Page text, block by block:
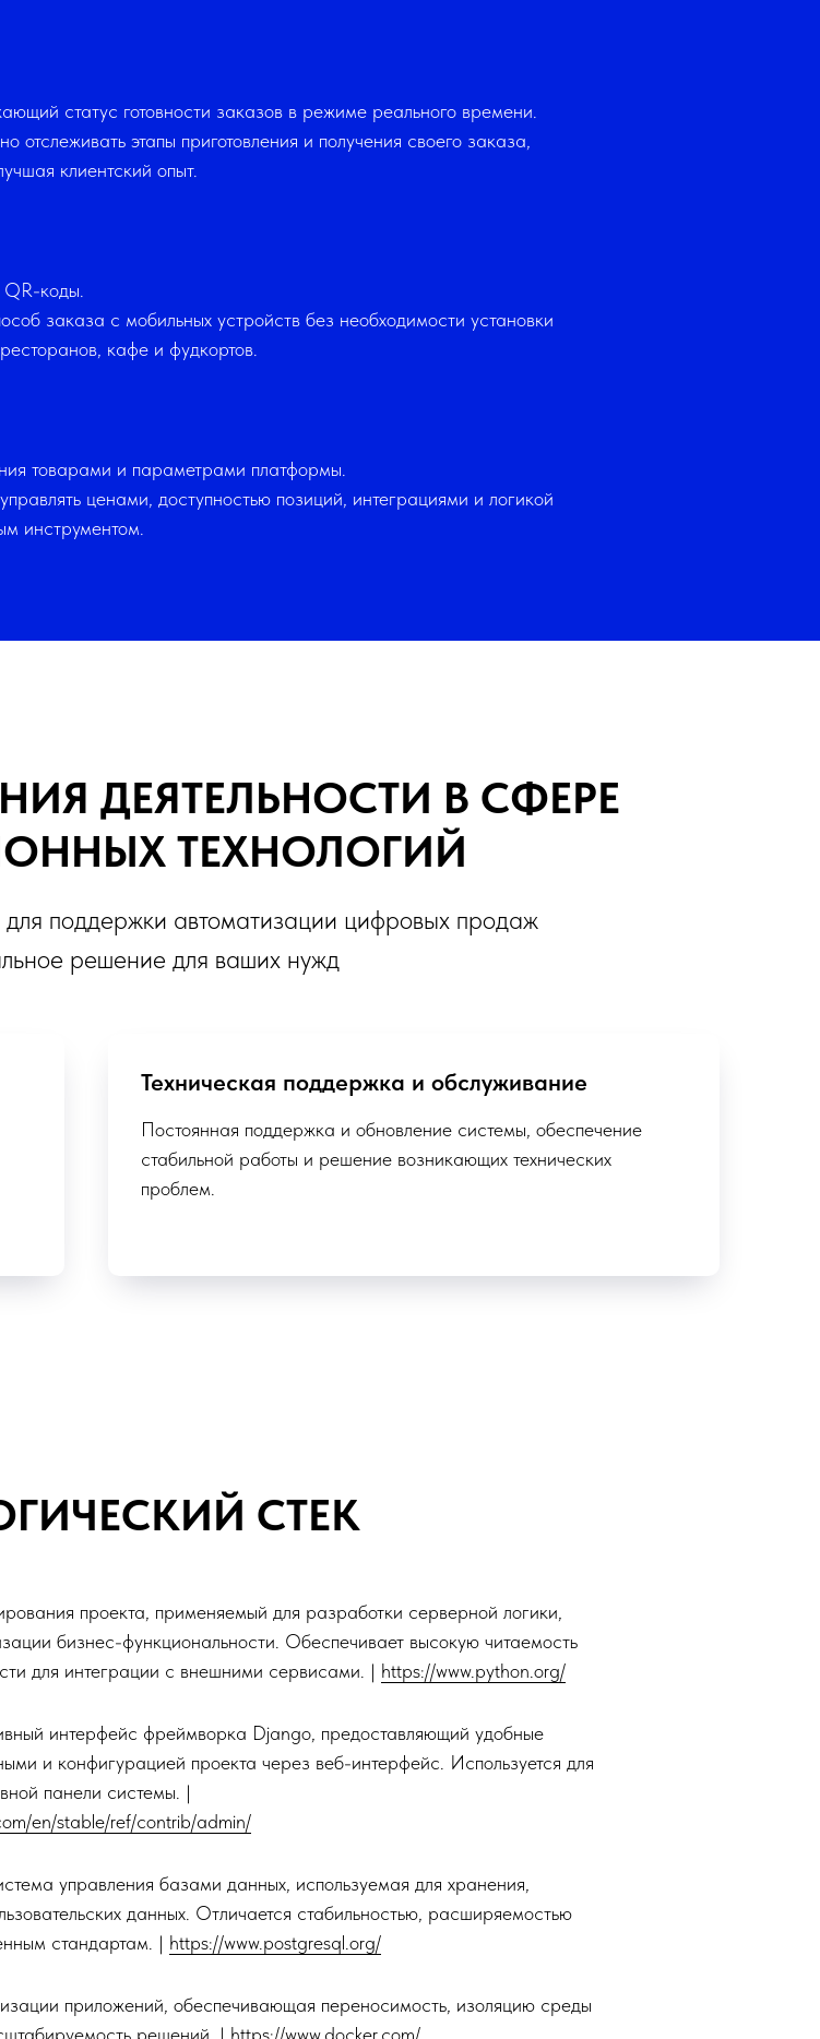
статус готовности заказов в режиме реального времени.
отслеживать этапы приготовления и получения своего заказа,
клиентский опыт.
коды.
заказа с мобильных устройств без необходимости установки
кафе и фудкортов.
товарами и параметрами платформы.
ценами, доступностью позиций, интеграциями и логикой
инструментом.
ДЕЯТЕЛЬНОСТИ В СФЕРЕ
ТЕХНОЛОГИЙ
поддержки автоматизации цифровых продаж
решение для ваших нужд
Техническая поддержка и обслуживание
Постоянная поддержка и обновление системы, обеспечение
стабильной работы и решение возникающих технических
проблем.
СТЕК
проекта, применяемый для разработки серверной логики,
бизнес-функциональности. Обеспечивает высокую читаемость
для интеграции с внешними сервисами. | https://www.python.org/
интерфейс фреймворка Django, предоставляющий удобные
и конфигурацией проекта через веб-интерфейс. Используется для
панели системы. |
en/stable/ref/contrib/admin/
управления базами данных, используемая для хранения,
данных. Отличается стабильностью, расширяемостью
стандартам. | https://www.postgresql.org/
приложений, обеспечивающая переносимость, изоляцию среды
решений. | https://www.docker.com/